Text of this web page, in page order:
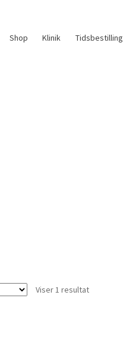
Shop Klinik Tidsbestilling
Viser 1 resultat